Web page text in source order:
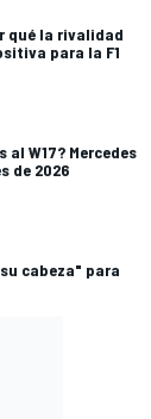
qué la rivalidad
para la F1
W17? Mercedes
de 2026
cabeza" para